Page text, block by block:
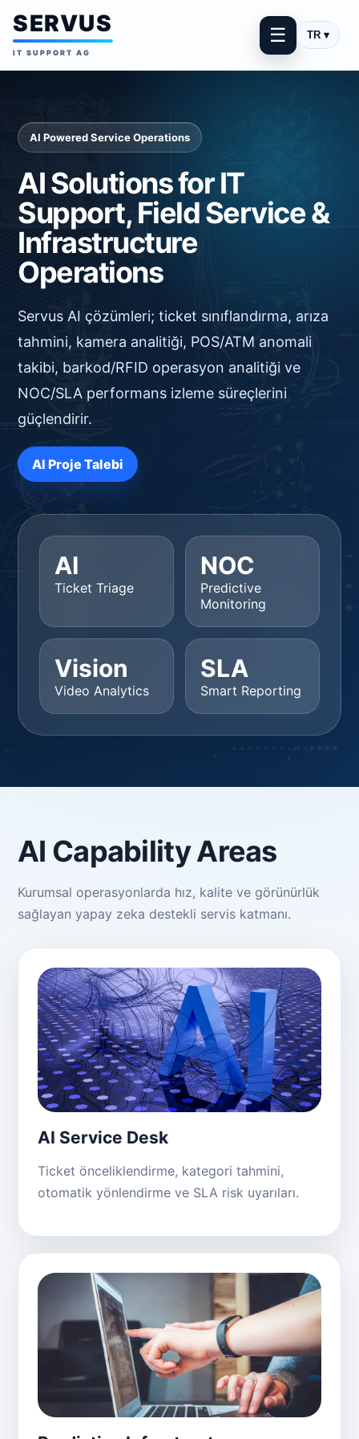
SERVUS
IT SUPPORT AG
☰ TR ▾
AI Powered Service Operations
AI Solutions for IT
Support, Field Service &
Infrastructure
Operations
Servus AI çözümleri; ticket sınıflandırma, arıza
tahmini, kamera analitiği, POS/ATM anomali
takibi, barkod/RFID operasyon analitiği ve
NOC/SLA performans izleme süreçlerini
güçlendirir.
AI Proje Talebi
AI
Ticket Triage
NOC
Predictive
Monitoring
Vision
Video Analytics
SLA
Smart Reporting
AI Capability Areas
Kurumsal operasyonlarda hız, kalite ve görünürlük
sağlayan yapay zeka destekli servis katmanı.
AI Service Desk
Ticket önceliklendirme, kategori tahmini,
otomatik yönlendirme ve SLA risk uyarıları.